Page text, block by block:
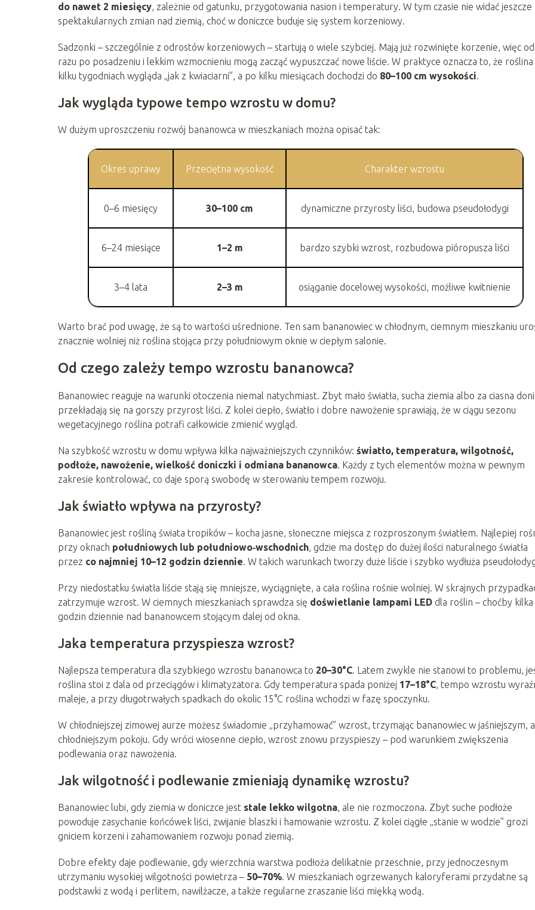
do nawet 2 miesięcy, zależnie od gatunku, przygotowania nasion i temperatury. W tym czasie nie widać jeszcze
spektakularnych zmian nad ziemią, choć w doniczce buduje się system korzeniowy.
Sadzonki – szczególnie z odrostów korzeniowych – startują o wiele szybciej. Mają już rozwinięte korzenie, więc od
razu po posadzeniu i lekkim wzmocnieniu mogą zacząć wypuszczać nowe liście. W praktyce oznacza to, że
kilku tygodniach wygląda „jak z kwiaciarni”, a po kilku miesiącach dochodzi do 80–100 cm wysokości.
Jak wygląda typowe tempo wzrostu w domu?
W dużym uproszczeniu rozwój bananowca w mieszkaniach można opisać tak:
Okres uprawy Przeciętna wysokość Charakter wzrostu
0–6 miesięcy 30–100 cm dynamiczne przyrosty liści, budowa pseudołodygi
6–24 miesiące 1–2 m bardzo szybki wzrost, rozbudowa pióropusza liści
3–4 lata 2–3 m osiąganie docelowej wysokości, możliwe kwitnienie
Warto brać pod uwagę, że są to wartości uśrednione. Ten sam bananowiec w chłodnym, ciemnym mieszkaniu
znacznie wolniej niż roślina stojąca przy południowym oknie w ciepłym salonie.
Od czego zależy tempo wzrostu bananowca?
Bananowiec reaguje na warunki otoczenia niemal natychmiast. Zbyt mało światła, sucha ziemia albo za ciasna
przekładają się na gorszy przyrost liści. Z kolei ciepło, światło i dobre nawożenie sprawiają, że w ciągu sezonu
wegetacyjnego roślina potrafi całkowicie zmienić wygląd.
Na szybkość wzrostu w domu wpływa kilka najważniejszych czynników: światło, temperatura, wilgotność,
podłoże, nawożenie, wielkość doniczki i odmiana bananowca. Każdy z tych elementów można w pewnym
zakresie kontrolować, co daje sporą swobodę w sterowaniu tempem rozwoju.
Jak światło wpływa na przyrosty?
Bananowiec jest rośliną świata tropików – kocha jasne, słoneczne miejsca z rozproszonym światłem. Najlepiej
przy oknach południowych lub południowo‑wschodnich, gdzie ma dostęp do dużej ilości naturalnego światła
przez co najmniej 10–12 godzin dziennie. W takich warunkach tworzy duże liście i szybko wydłuża
Przy niedostatku światła liście stają się mniejsze, wyciągnięte, a cała roślina rośnie wolniej. W skrajnych
zatrzymuje wzrost. W ciemnych mieszkaniach sprawdza się doświetlanie lampami LED dla roślin – choćby kilka
godzin dziennie nad bananowcem stojącym dalej od okna.
Jaka temperatura przyspiesza wzrost?
Najlepsza temperatura dla szybkiego wzrostu bananowca to 20–30°C. Latem zwykle nie stanowi to problemu,
roślina stoi z dala od przeciągów i klimatyzatora. Gdy temperatura spada poniżej 17–18°C, tempo wzrostu
maleje, a przy długotrwałych spadkach do okolic 15°C roślina wchodzi w fazę spoczynku.
W chłodniejszej zimowej aurze możesz świadomie „przyhamować” wzrost, trzymając bananowiec w jaśniejszym,
chłodniejszym pokoju. Gdy wróci wiosenne ciepło, wzrost znowu przyspieszy – pod warunkiem zwiększenia
podlewania oraz nawożenia.
Jak wilgotność i podlewanie zmieniają dynamikę wzrostu?
Bananowiec lubi, gdy ziemia w doniczce jest stale lekko wilgotna, ale nie rozmoczona. Zbyt suche podłoże
powoduje zasychanie końcówek liści, zwijanie blaszki i hamowanie wzrostu. Z kolei ciągłe „stanie w wodzie” grozi
gniciem korzeni i zahamowaniem rozwoju ponad ziemią.
Dobre efekty daje podlewanie, gdy wierzchnia warstwa podłoża delikatnie przeschnie, przy jednoczesnym
utrzymaniu wysokiej wilgotności powietrza – 50–70%. W mieszkaniach ogrzewanych kaloryferami przydatne są
podstawki z wodą i perlitem, nawilżacze, a także regularne zraszanie liści miękką wodą.